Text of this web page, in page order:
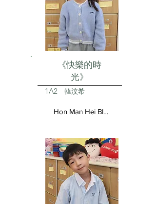
《快樂的時
光》
1A2 韓汶希
Hon Man Hei Blair